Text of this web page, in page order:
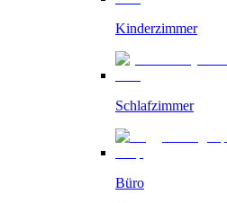
Kinderzimmer
Schlafzimmer
Büro